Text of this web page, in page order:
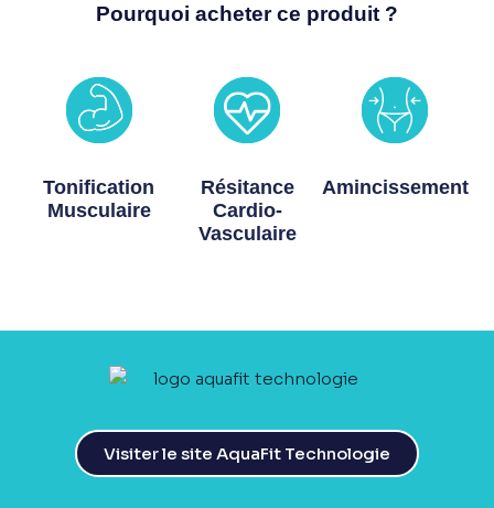
Pourquoi acheter ce produit ?
Tonification
Musculaire
Résitance
Cardio-
Vasculaire
Amincissement
Visiter le site AquaFit Technologie